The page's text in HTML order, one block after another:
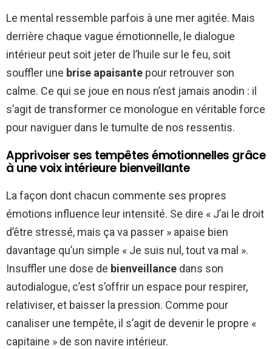
Le mental ressemble parfois à une mer agitée. Mais
derrière chaque vague émotionnelle, le dialogue
intérieur peut soit jeter de l’huile sur le feu, soit
souffler une brise apaisante pour retrouver son
calme. Ce qui se joue en nous n’est jamais anodin : il
s’agit de transformer ce monologue en véritable force
pour naviguer dans le tumulte de nos ressentis.
Apprivoiser ses tempêtes émotionnelles grâce
à une voix intérieure bienveillante
La façon dont chacun commente ses propres
émotions influence leur intensité. Se dire « J’ai le droit
d’être stressé, mais ça va passer » apaise bien
davantage qu’un simple « Je suis nul, tout va mal ».
Insuffler une dose de bienveillance dans son
autodialogue, c’est s’offrir un espace pour respirer,
relativiser, et baisser la pression. Comme pour
canaliser une tempête, il s’agit de devenir le propre «
capitaine » de son navire intérieur.